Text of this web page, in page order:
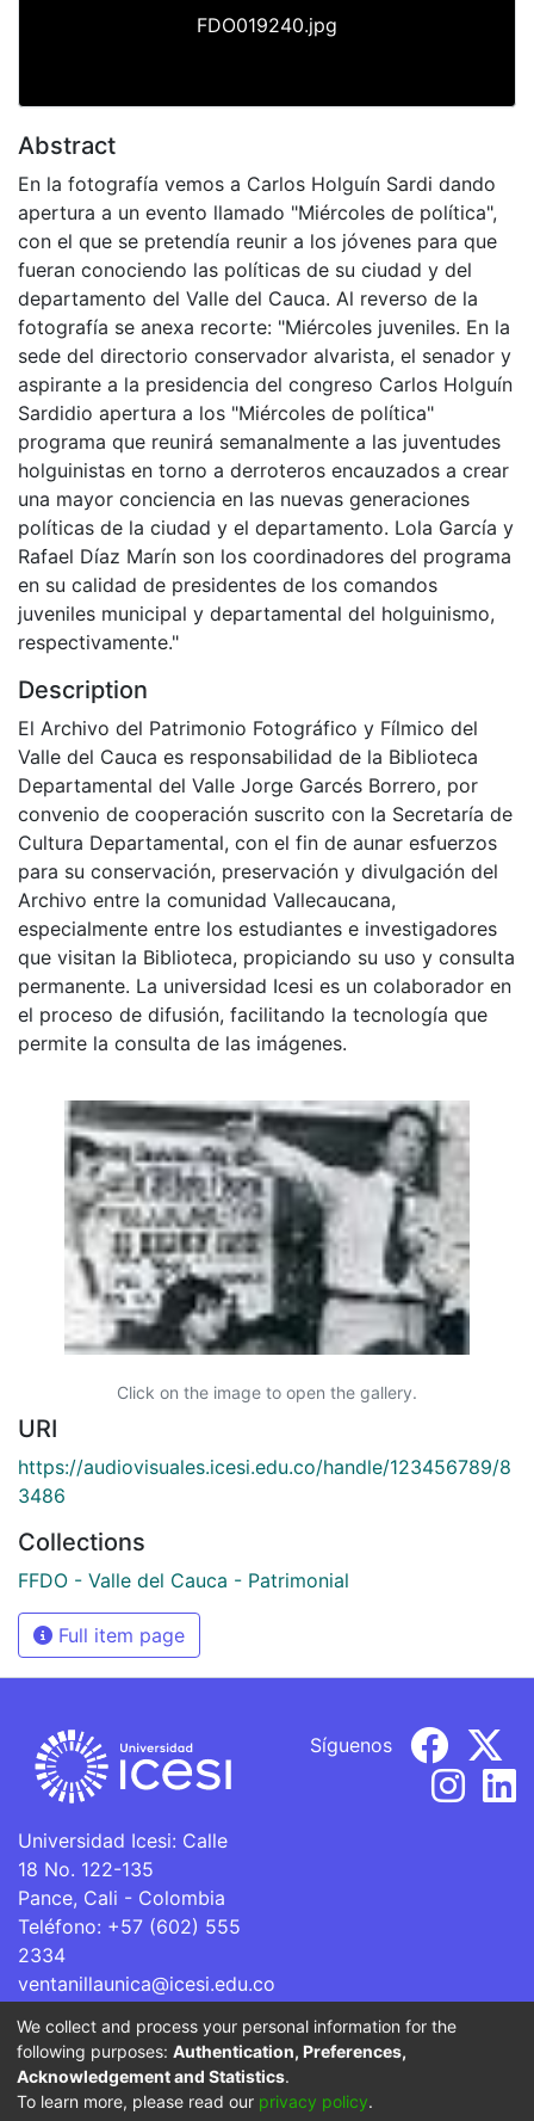
FDO019240.jpg
Abstract
En la fotografía vemos a Carlos Holguín Sardi dando
apertura a un evento llamado "Miércoles de política",
con el que se pretendía reunir a los jóvenes para que
fueran conociendo las políticas de su ciudad y del
departamento del Valle del Cauca. Al reverso de la
fotografía se anexa recorte: "Miércoles juveniles. En la
sede del directorio conservador alvarista, el senador y
aspirante a la presidencia del congreso Carlos Holguín
Sardidio apertura a los "Miércoles de política"
programa que reunirá semanalmente a las juventudes
holguinistas en torno a derroteros encauzados a crear
una mayor conciencia en las nuevas generaciones
políticas de la ciudad y el departamento. Lola García y
Rafael Díaz Marín son los coordinadores del programa
en su calidad de presidentes de los comandos
juveniles municipal y departamental del holguinismo,
respectivamente."
Description
El Archivo del Patrimonio Fotográfico y Fílmico del
Valle del Cauca es responsabilidad de la Biblioteca
Departamental del Valle Jorge Garcés Borrero, por
convenio de cooperación suscrito con la Secretaría de
Cultura Departamental, con el fin de aunar esfuerzos
para su conservación, preservación y divulgación del
Archivo entre la comunidad Vallecaucana,
especialmente entre los estudiantes e investigadores
que visitan la Biblioteca, propiciando su uso y consulta
permanente. La universidad Icesi es un colaborador en
el proceso de difusión, facilitando la tecnología que
permite la consulta de las imágenes.
Click on the image to open the gallery.
URI
https://audiovisuales.icesi.edu.co/handle/123456789/8
3486
Collections
FFDO - Valle del Cauca - Patrimonial
Full item page
Universidad Icesi: Calle
18 No. 122-135
Pance, Cali - Colombia
Teléfono: +57 (602) 555
2334
ventanillaunica@icesi.edu.co
Síguenos
La Universidad Icesi es una Institución de Educación
Superior que se encuentra sujeta a inspección y vigilancia
por parte del Ministerio de Educación Nacional.
We collect and process your personal information for the
following purposes: Authentication, Preferences,
Acknowledgement and Statistics.
To learn more, please read our privacy policy.